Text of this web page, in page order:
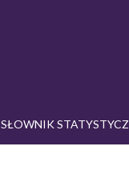
SŁOWNIK